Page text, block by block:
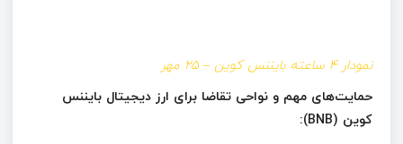
نمودار ۴ ساعته بایننس کوین – ۲۵ مهر
حمایت‌های مهم و نواحی تقاضا برای ارز دیجیتال بایننس
کوین (BNB):